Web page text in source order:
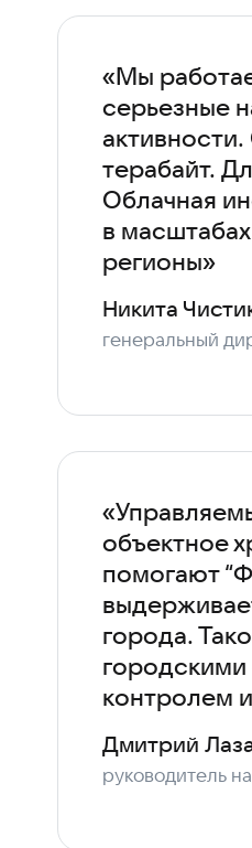
«Мы
серьезные
терабайт.
Облачная
в
регионы»
Никита
генеральный
объектное
помогают
города.
контролем
Дмитрий
руководитель